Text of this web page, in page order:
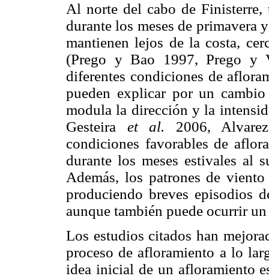
Al norte del cabo de Finisterre,
durante los meses de primavera
mantienen lejos de la costa,
(Prego y Bao 1997, Prego y
diferentes condiciones de
pueden explicar por un
modula la dirección y la
Gesteira et al. 2006,
condiciones favorables de
durante los meses estivales al
Además, los patrones de
produciendo breves episodios
aunque también puede ocurrir
Los estudios citados han
proceso de afloramiento a lo
idea inicial de un afloramiento